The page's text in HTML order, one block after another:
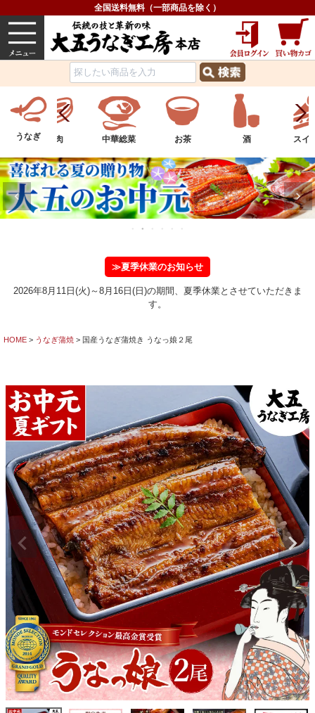
全国送料無料（一部商品を除く）
うなぎ 内祝い グルメ
うなぎ中華総菜 お茶 酒 スイーツ フル
≫夏季休業のお知らせ
2026年8月11日(火)～8月16日(日)の期間、夏季休業とさせていただきま
す。
HOME うなぎ蒲焼 国産うなぎ蒲焼き うなっ娘２尾